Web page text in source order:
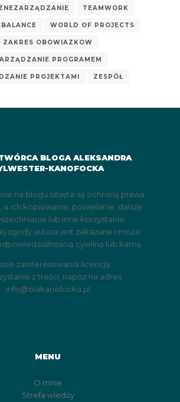
TEAMWORK
WORLD OF PROJECTS
ZAKRES OBOWIAZKOW
PROGRAMEM
PROJEKTAMI ZESPÓŁ
BLOGA ALEKSANDRA
KANOFOCKA
na blogu objęte są ochroną prawa
a ich kopiowanie, powielanie, dalsze
lub inne korzystanie
zgody autora jest zakazane i może
cywilną lub karną.
zainteresowania licencją
z treści, napisz na adres
info@olakanofocka.pl
MENU
O mnie
Strefa wiedzy